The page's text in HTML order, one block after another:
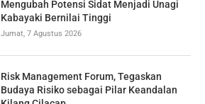
Mengubah Potensi Sidat Menjadi Unagi
Kabayaki Bernilai Tinggi
Jumat, 7 Agustus 2026
Risk Management Forum, Tegaskan
Budaya Risiko sebagai Pilar Keandalan